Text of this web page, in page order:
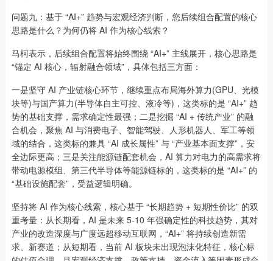
问题九：基于 “AI+” 趋势与宏观经济判断，您后续组合配置的核心
思路是什么？为何仍将 AI 作为核心线索？
马柯表示，后续组合配置将始终围绕 “AI+” 主线展开，核心思路是
“锚定 AI 核心，辐射融合领域”，具体包括三方面：
一是坚守 AI 产业链核心环节，继续重点布局海外算力(GPU、光模
块等)与国产算力(半导体自主可控、液冷等)，这类标的是 “AI+” 趋
势的基础支撑，需求确定性最强；二是挖掘 “AI + 传统产业” 的融
合机会，聚焦 AI 与消费电子、智能驾驶、人形机器人、军工等领
域的结合，这类标的兼具 “AI 成长属性” 与 “产业基本面支撑”，安
全边际更高；三是关注能源链配套机会，AI 算力对电力的高需求将
带动电源模组、第三代半导体等能源链标的，这类标的是 “AI+” 的
“基础设施配套”，受益逻辑明确。
坚持将 AI 作为核心线索，核心基于 “长期趋势 + 短期性价比” 的双
重考量：从长期看，AI 是未来 5-10 年强确定性的科技趋势，其对
产业的改造深度与广度远超移动互联网，“AI+” 将持续创造新需
求、新赛道；从短期看，当前 AI 板块未出现泡沫化特征，核心标